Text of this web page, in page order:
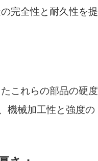
完全性と耐久性を提
これらの部品の硬度
機械加工性と強度の